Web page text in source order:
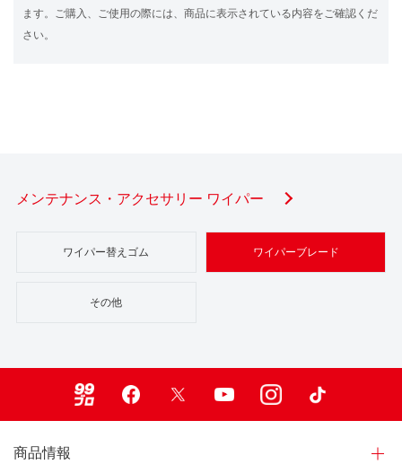
ます。ご購入、ご使用の際には、商品に表示されている内容をご確認くだ
さい。
メンテナンス・アクセサリー ワイパー
ワイパー替えゴム ワイパーブレード
その他
商品情報